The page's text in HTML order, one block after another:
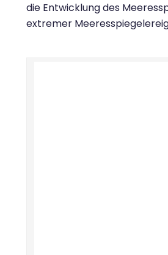
die Entwicklung des
extremer